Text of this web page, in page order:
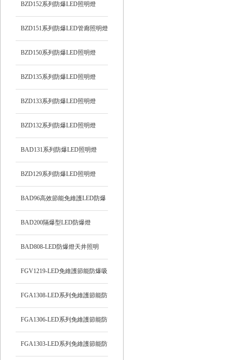
BZD152系列防爆LED照明燈
BZD151系列防爆LED管廊照明燈
BZD150系列防爆LED照明燈
BZD135系列防爆LED照明燈
BZD133系列防爆LED照明燈
BZD132系列防爆LED照明燈
BAD131系列防爆LED照明燈
BZD129系列防爆LED照明燈
BAD96高效節能免維護LED防爆
燈
BAD200隔爆型LED防爆燈
BAD808-LED防爆燈天井照明
FGV1219-LED免維護節能防爆吸
頂燈
FGA1308-LED系列免維護節能防
爆燈
FGA1306-LED系列免維護節能防
爆燈
FGA1303-LED系列免維護節能防